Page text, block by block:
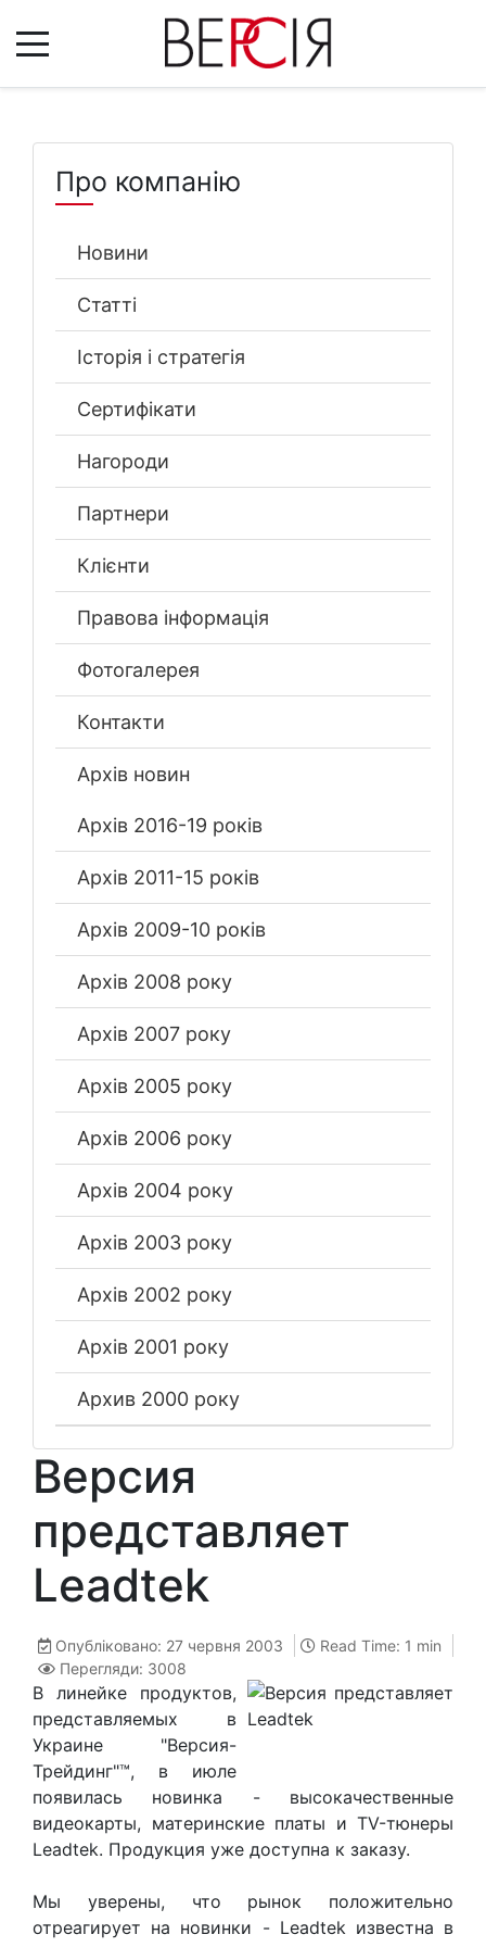
Про компанію
Новини
Статті
Історія і стратегія
Сертифікати
Нагороди
Партнери
Клієнти
Правова інформація
Фотогалерея
Контакти
Архів новин
Архів 2016-19 років
Архів 2011-15 років
Архів 2009-10 років
Архів 2008 року
Архів 2007 року
Архів 2005 року
Архів 2006 року
Архів 2004 року
Архів 2003 року
Архів 2002 року
Архів 2001 року
Архив 2000 року
Версия
представляет
Leadtek
Опубліковано: 27 червня 2003
Read Time: 1 min
Перегляди: 3008
В линейке продуктов,
представляемых в
Украине "Версия-
Трейдинг"™, в июле
появилась новинка - высокачественные
видеокарты, материнские платы и TV-тюнеры
Leadtek. Продукция уже доступна к заказу.
Мы уверены, что рынок положительно
отреагирует на новинки - Leadtek известна в